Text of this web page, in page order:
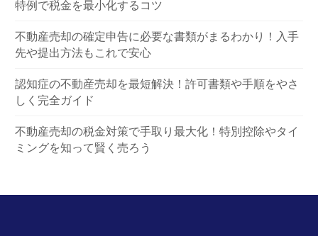
特例で税金を最小化するコツ
不動産売却の確定申告に必要な書類がまるわかり！入手
先や提出方法もこれで安心
認知症の不動産売却を最短解決！許可書類や手順をやさ
しく完全ガイド
不動産売却の税金対策で手取り最大化！特別控除やタイ
ミングを知って賢く売ろう